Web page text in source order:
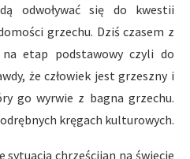
odwoływać się do kwestii
grzechu. Dziś czasem z
etap podstawowy czyli do
że człowiek jest grzeszny i
go wyrwie z bagna grzechu.
kręgach kulturowych.
sytuacja chrześcijan na świecie